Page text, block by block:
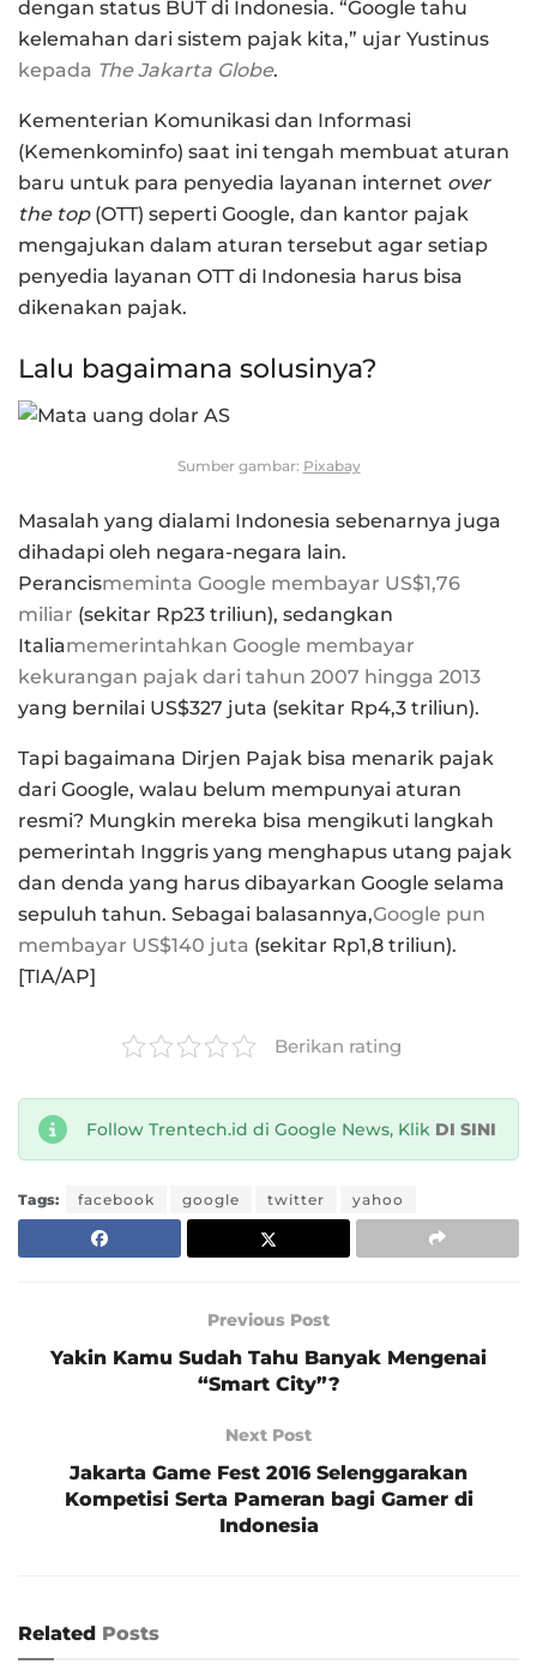
dengan status BUT di Indonesia. “Google tahu
kelemahan dari sistem pajak kita,” ujar Yustinus
kepada The Jakarta Globe.
Kementerian Komunikasi dan Informasi
(Kemenkominfo) saat ini tengah membuat aturan
baru untuk para penyedia layanan internet over
the top(OTT) seperti Google, dan kantor pajak
mengajukan dalam aturan tersebut agar setiap
penyedia layanan OTT di Indonesia harus bisa
dikenakan pajak.
Lalu bagaimana solusinya?
Sumber gambar: Pixabay
Masalah yang dialami Indonesia sebenarnya juga
dihadapi oleh negara-negara lain.
Perancismeminta Google membayar US$1,76
miliar (sekitar Rp23 triliun), sedangkan
Italiamemerintahkan Google membayar
kekurangan pajak dari tahun 2007 hingga 2013
yang bernilai US$327 juta (sekitar Rp4,3 triliun).
Tapi bagaimana Dirjen Pajak bisa menarik pajak
dari Google, walau belum mempunyai aturan
resmi? Mungkin mereka bisa mengikuti langkah
pemerintah Inggris yang menghapus utang pajak
dan denda yang harus dibayarkan Google selama
sepuluh tahun. Sebagai balasannya,Google pun
membayar US$140 juta (sekitar Rp1,8 triliun).
[TIA/AP]
Berikan rating
Follow Trentech.id di Google News, Klik DI SINI
Tags: facebook google twitter yahoo
Previous Post
Yakin Kamu Sudah Tahu Banyak Mengenai
“Smart City”?
Next Post
Jakarta Game Fest 2016 Selenggarakan
Kompetisi Serta Pameran bagi Gamer di
Indonesia
Related Posts